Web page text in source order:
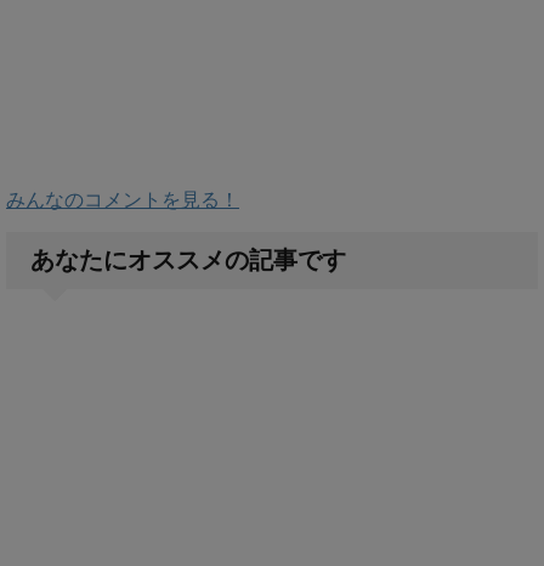
みんなのコメントを見る！
あなたにオススメの記事です